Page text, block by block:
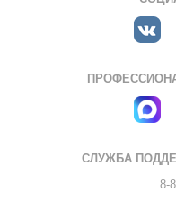
СЛУЖБА
8-